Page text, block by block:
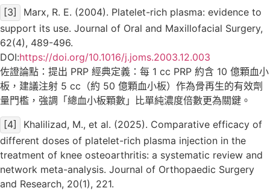
[3]
Marx, R. E. (2004). Platelet-rich plasma: evidence to
support its use. Journal of Oral and Maxillofacial Surgery,
62(4), 489-496.
DOI:https://doi.org/10.1016/j.joms.2003.12.003
佐證論點：提出 PRP 經典定義：每 1 cc PRP 約含 10 億顆血小
板，建議注射 5 cc（約 50 億顆血小板）作為骨再生的有效劑
量門檻，強調「總血小板顆數」比單純濃度倍數更為關鍵。
[4]
Khalilizad, M., et al. (2025). Comparative efficacy of
different doses of platelet-rich plasma injection in the
treatment of knee osteoarthritis: a systematic review and
network meta-analysis. Journal of Orthopaedic Surgery
and Research, 20(1), 221.